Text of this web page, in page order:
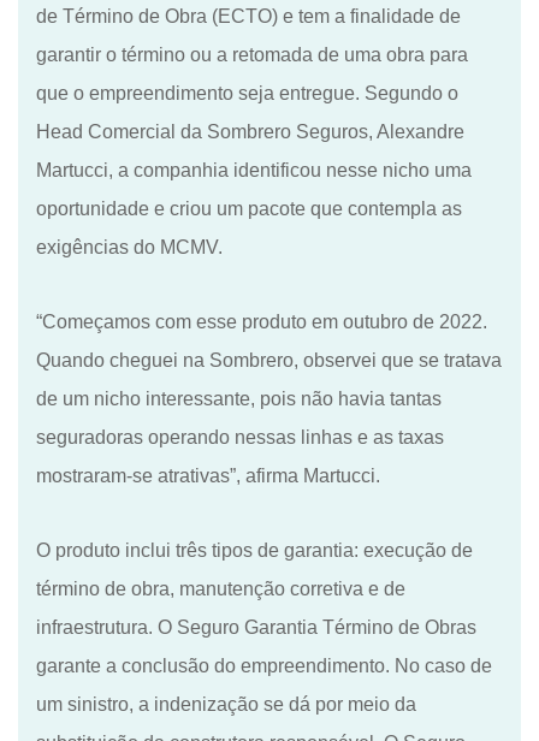
de Término de Obra (ECTO) e tem a finalidade de
garantir o término ou a retomada de uma obra para
que o empreendimento seja entregue. Segundo o
Head Comercial da Sombrero Seguros, Alexandre
Martucci, a companhia identificou nesse nicho uma
oportunidade e criou um pacote que contempla as
exigências do MCMV.
“Começamos com esse produto em outubro de 2022.
Quando cheguei na Sombrero, observei que se tratava
de um nicho interessante, pois não havia tantas
seguradoras operando nessas linhas e as taxas
mostraram-se atrativas”, afirma Martucci.
O produto inclui três tipos de garantia: execução de
término de obra, manutenção corretiva e de
infraestrutura. O Seguro Garantia Término de Obras
garante a conclusão do empreendimento. No caso de
um sinistro, a indenização se dá por meio da